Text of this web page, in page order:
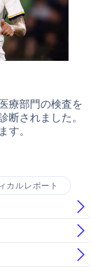
療部門の検査を
断されました。
す。
カルレポート